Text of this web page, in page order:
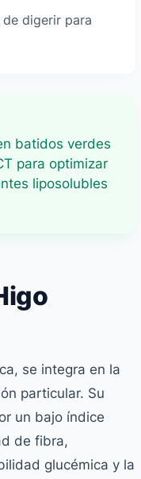
digerir para
batidos verdes
para optimizar
liposolubles
se integra en la
particular. Su
un bajo índice
de fibra,
glucémica y la